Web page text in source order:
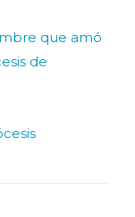
que amó
de